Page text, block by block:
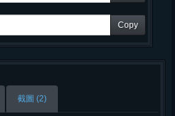
Copy
截圖 (2)